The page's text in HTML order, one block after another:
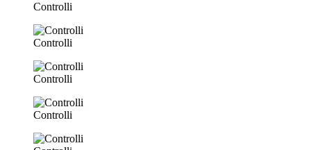
Controlli
Controlli
Controlli
Controlli